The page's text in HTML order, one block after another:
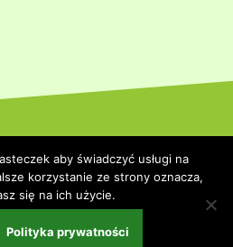
Themeisle.
Polityka prywatności
i kontakt
aby świadczyć usługi na
korzystanie ze strony oznacza,
się na ich użycie.
Polityka prywatności